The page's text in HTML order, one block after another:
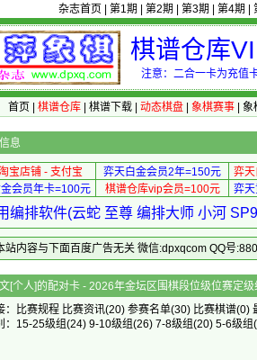
杂志首页 第1期 第2期 第3期 第4期
棋谱仓库
注意：二合一卡为充值
首页 棋谱仓库| 棋谱下载| 动态棋盘| 象棋赛事| 象
息
宝店铺 - 支付宝 弈天白金会员2年=150元
弈
会员年卡=100元
棋谱仓库vip会员=100元 弈
编排软件(云蛇 至尊 编排大师 小河
站内容与下面百度广告无关 微信:dpxqcom QQ号
恺文[个人]的配对卡 - 2026年
比赛规程 比赛资讯(20) 参赛名单(30) 比赛棋谱(0)
15-25级组(24) 9-10级组(26) 7-8级组(20) 5-6级组